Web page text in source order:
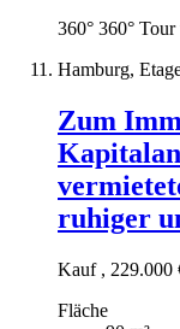
360° 360° Tour
Hamburg,
Zum
ruhiger
Kauf , 229.000
Fläche